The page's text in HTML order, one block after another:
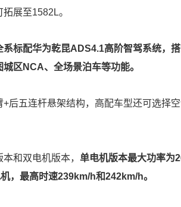
展至1582L。
系标配华为乾昆ADS4.1高阶智驾系统，
区NCA、全场景泊车等功能。
+后五连杆悬架结构，高配车型还可选择
和双电机版本， 单电机版本最大功率为
，最高时速239km/h和242km/h。